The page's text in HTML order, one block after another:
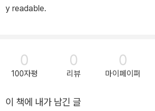
y readable.
0
100자평
0
리뷰
0
마이페이퍼
이 책에 내가 남긴 글